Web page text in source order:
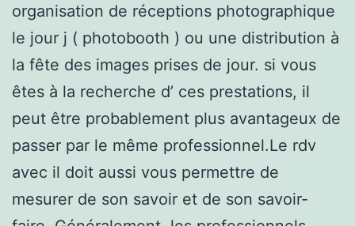
organisation de réceptions photographique
le jour j ( photobooth ) ou une distribution à
la fête des images prises de jour. si vous
êtes à la recherche d’ ces prestations, il
peut être probablement plus avantageux de
passer par le même professionnel.Le rdv
avec il doit aussi vous permettre de
mesurer de son savoir et de son savoir-